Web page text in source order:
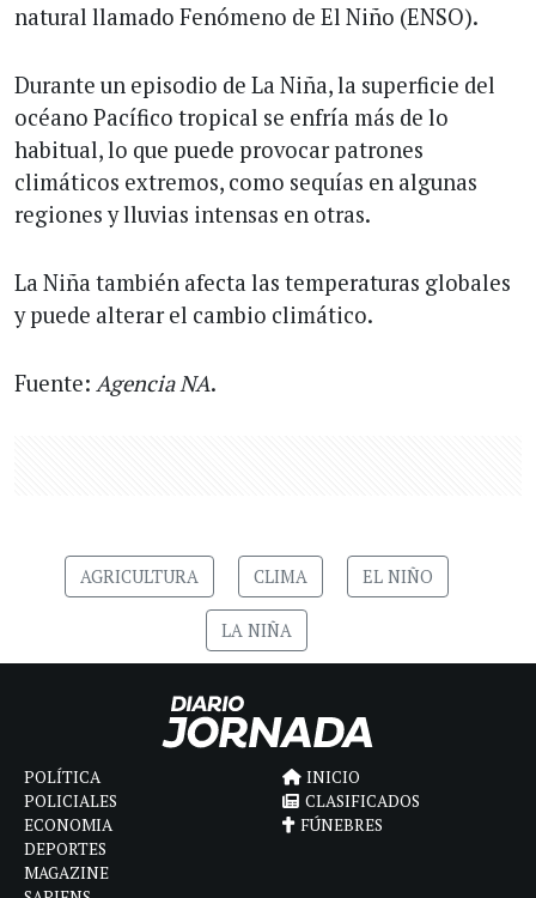
natural llamado Fenómeno de El Niño (ENSO).
Durante un episodio de La Niña, la superficie del
océano Pacífico tropical se enfría más de lo
habitual, lo que puede provocar patrones
climáticos extremos, como sequías en algunas
regiones y lluvias intensas en otras.
La Niña también afecta las temperaturas globales
y puede alterar el cambio climático.
Fuente: Agencia NA.
AGRICULTURA CLIMA EL NIÑO
LA NIÑA
POLÍTICA
POLICIALES
ECONOMIA
DEPORTES
MAGAZINE
INICIO
CLASIFICADOS
FÚNEBRES